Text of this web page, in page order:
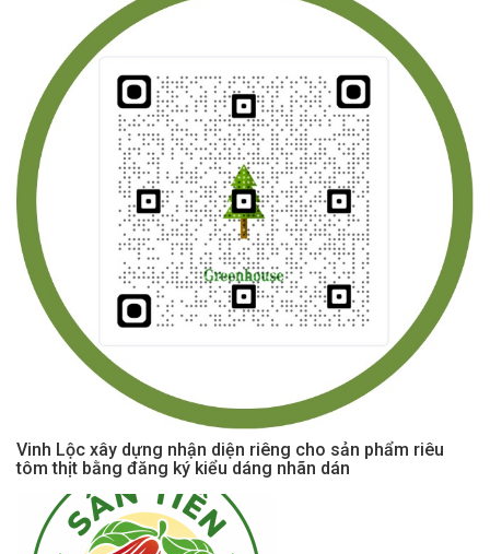
Vinh Lộc xây dựng nhận diện riêng cho sản phẩm riêu
tôm thịt bằng đăng ký kiểu dáng nhãn dán